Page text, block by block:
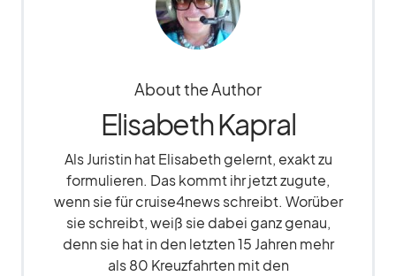
About the Author
Elisabeth Kapral
Als Juristin hat Elisabeth gelernt, exakt zu
formulieren. Das kommt ihr jetzt zugute,
wenn sie für cruise4news schreibt. Worüber
sie schreibt, weiß sie dabei ganz genau,
denn sie hat in den letzten 15 Jahren mehr
als 80 Kreuzfahrten mit den